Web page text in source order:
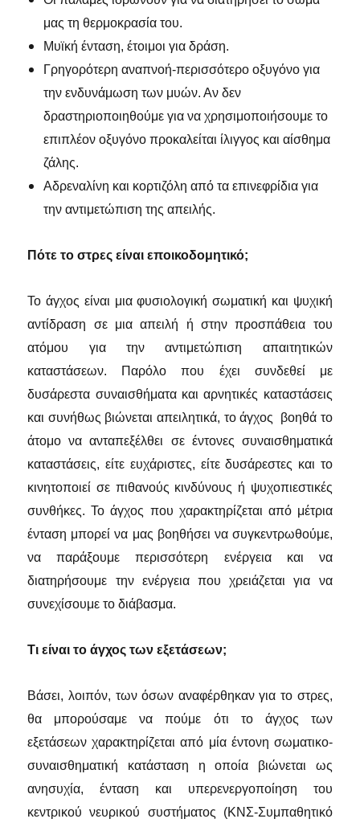
μας τη θερμοκρασία του.
Μυϊκή ένταση, έτοιμοι για δράση.
Γρηγορότερη αναπνοή-περισσότερο οξυγόνο για
την ενδυνάμωση των μυών. Αν δεν
δραστηριοποιηθούμε για να χρησιμοποιήσουμε το
επιπλέον οξυγόνο προκαλείται ίλιγγος και αίσθημα
ζάλης.
Αδρεναλίνη και κορτιζόλη από τα επινεφρίδια για
την αντιμετώπιση της απειλής.
Πότε το στρες είναι εποικοδομητικό;
Το άγχος είναι μια φυσιολογική σωματική και ψυχική
αντίδραση σε μια απειλή ή στην προσπάθεια του
ατόμου για την αντιμετώπιση απαιτητικών
καταστάσεων. Παρόλο που έχει συνδεθεί με
δυσάρεστα συναισθήματα και αρνητικές καταστάσεις
και συνήθως βιώνεται απειλητικά, το άγχος βοηθά το
άτομο να ανταπεξέλθει σε έντονες συναισθηματικά
καταστάσεις, είτε ευχάριστες, είτε δυσάρεστες και το
κινητοποιεί σε πιθανούς κινδύνους ή ψυχοπιεστικές
συνθήκες. Το άγχος που χαρακτηρίζεται από μέτρια
ένταση μπορεί να μας βοηθήσει να συγκεντρωθούμε,
να παράξουμε περισσότερη ενέργεια και να
διατηρήσουμε την ενέργεια που χρειάζεται για να
συνεχίσουμε το διάβασμα.
Τι είναι το άγχος των εξετάσεων;
Βάσει, λοιπόν, των όσων αναφέρθηκαν για το στρες,
θα μπορούσαμε να πούμε ότι το άγχος των
εξετάσεων χαρακτηρίζεται από μία έντονη σωματικο-
συναισθηματική κατάσταση η οποία βιώνεται ως
ανησυχία, ένταση και υπερενεργοποίηση του
κεντρικού νευρικού συστήματος (ΚΝΣ-Συμπαθητικό